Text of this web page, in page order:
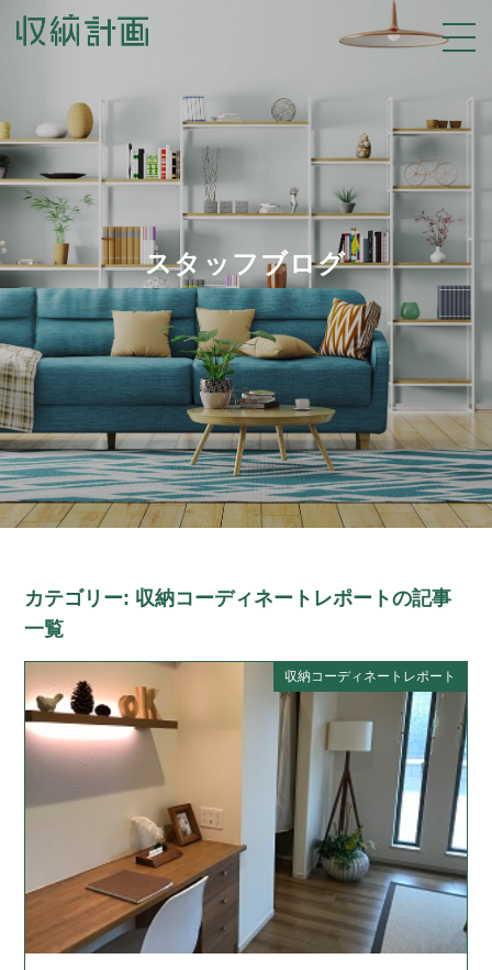
スタッフブログ
カテゴリー: 収納コーディネートレポートの記事
一覧
収納コーディネートレポート